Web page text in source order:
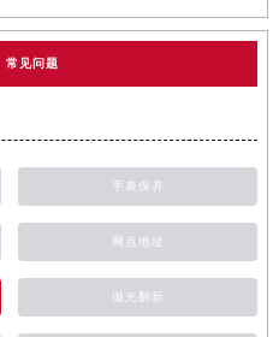
常见问题
手表保养
网点地址
抛光翻新